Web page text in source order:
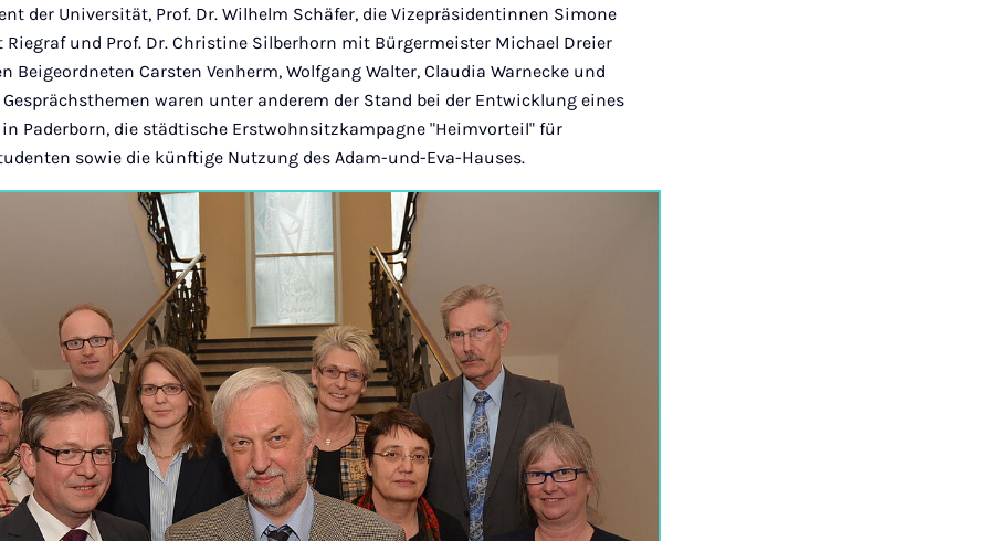
der Universität, Prof. Dr. Wilhelm Schäfer, die Vizepräsidentinnen Simone
Riegraf und Prof. Dr. Christine Silberhorn mit Bürgermeister Michael Dreier
Beigeordneten Carsten Venherm, Wolfgang Walter, Claudia Warnecke und
waren unter anderem der Stand bei der Entwicklung eines
Paderborn, die städtische Erstwohnsitzkampagne "Heimvorteil" für
sowie die künftige Nutzung des Adam-und-Eva-Hauses.